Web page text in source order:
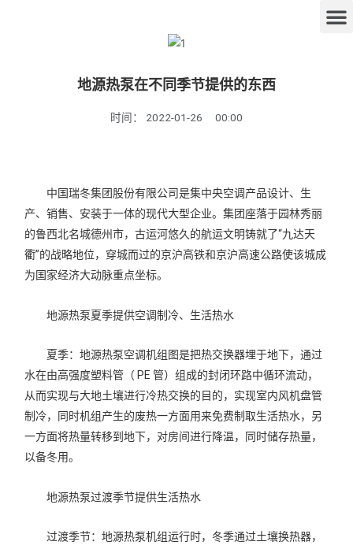
地源热泵在不同季节提供的东西
时间： 2022-01-26 00:00
中国瑞冬集团股份有限公司是集中央空调产品设计、生
产、销售、安装于一体的现代大型企业。集团座落于园林秀丽
的鲁西北名城德州市，古运河悠久的航运文明铸就了“九达天
衢”的战略地位，穿城而过的京沪高铁和京沪高速公路使该城成
为国家经济大动脉重点坐标。
地源热泵夏季提供空调制冷、生活热水
夏季：地源热泵空调机组图是把热交换器埋于地下，通过
水在由高强度塑料管（ PE 管）组成的封闭环路中循环流动，
从而实现与大地土壤进行冷热交换的目的，实现室内风机盘管
制冷，同时机组产生的废热一方面用来免费制取生活热水，另
一方面将热量转移到地下，对房间进行降温，同时储存热量，
以备冬用。
地源热泵过渡季节提供生活热水
过渡季节：地源热泵机组运行时，冬季通过土壤换热器，